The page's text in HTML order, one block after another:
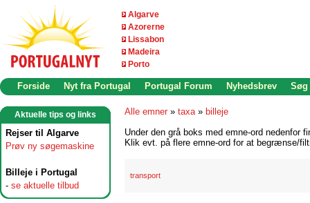
Algarve
Azorerne
Lissabon
Madeira
Porto
Forside Nyt fra Portugal Portugal Forum Nyhedsbrev Søg
Aktuelle tips og links
Rejser til Algarve
Prøv ny søgemaskine
Billeje i Portugal
- se aktuelle tilbud
Alle emner » taxa» billeje
Under den grå boks med emne-ord nedenfor
Klik evt. på flere emne-ord for at begrænse/
transport